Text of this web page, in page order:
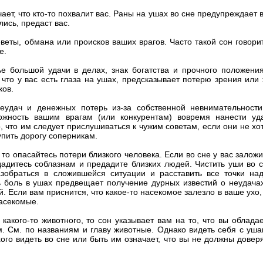
что кто-то похвалит вас. Раны на ушах во сне предупреждает
предаст вас.
обмана или происков ваших врагов. Часто такой сон
большой удачи в делах, знак богатства и прочного
у вас есть глаза на ушах, предсказывает потерю зрения или
и денежных потерь из-за собственной
вашим врагам (или конкурентам) вовремя нанести
им следует прислушиваться к чужим советам, если они не
дорогу соперникам.
опасайтесь потери близкого человека. Если во сне у вас
соблазнам и предадите близких людей. Чистить уши во
в сложившейся ситуации и расставить все точки
боль в ушах предвещает получение дурных известий о
Если вам приснится, что какое-то насекомое залезло в ваше ухо,
то животного, то сон указывает вам на то, что вы
См. по названиям и главу животные. Однако видеть себя с
видеть во сне или быть им означает, что вы не должны